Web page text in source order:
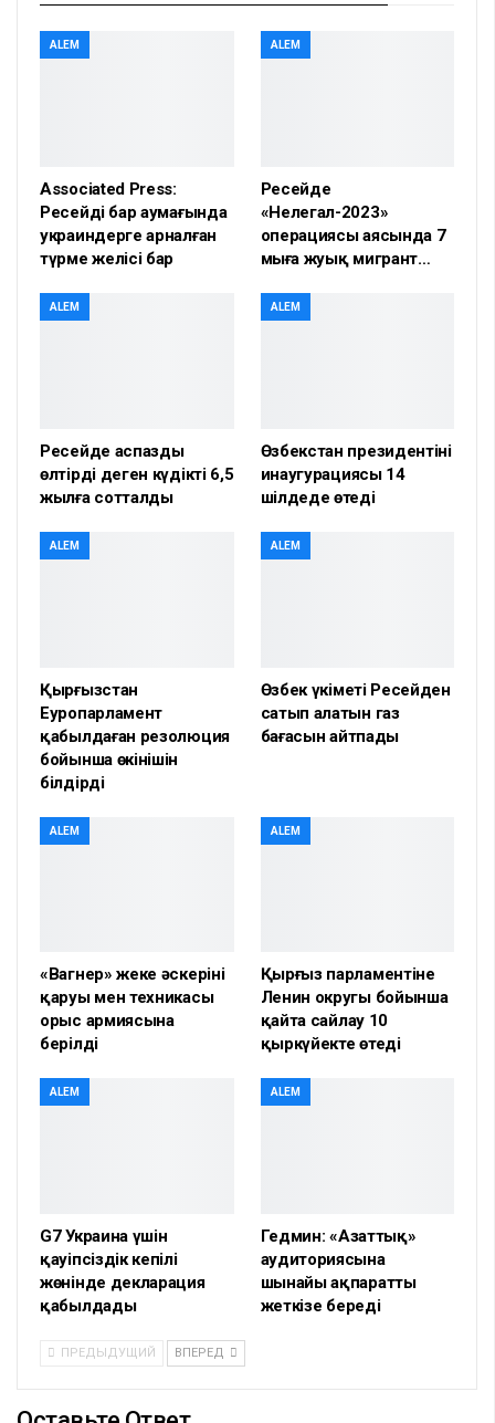
ALEM
Associated Press:
Ресейдің бар аумағында
украиндерге арналған
түрме желісі бар
ALEM
Ресейде
«Нелегал-2023»
операциясы аясында 7
мыңға жуық мигрант…
ALEM
Ресейде аспазды
өлтірді деген күдікті 6,5
жылға сотталды
ALEM
Өзбекстан президентінің
инаугурациясы 14
шілдеде өтеді
ALEM
Қырғызстан
Еуропарламент
қабылдаған резолюция
бойынша өкінішін
білдірді
ALEM
Өзбек үкіметі Ресейден
сатып алатын газ
бағасын айтпады
ALEM
«Вагнер» жеке әскерінің
қаруы мен техникасы
орыс армиясына
берілді
ALEM
Қырғыз парламентіне
Ленин округы бойынша
қайта сайлау 10
қыркүйекте өтеді
ALEM
G7 Украина үшін
қауіпсіздік кепілі
жөнінде декларация
қабылдады
ALEM
Гедмин: «Азаттық»
аудиториясына
шынайы ақпаратты
жеткізе береді
ПРЕДЫДУЩИЙ ВПЕРЕД